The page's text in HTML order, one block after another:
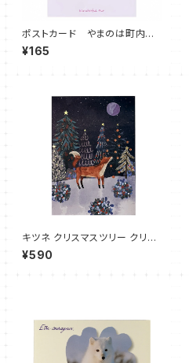
ポストカード やまのは町内会
美容 キツネ リス
¥165
キツネ クリスマスツリー クリス
マスカード 山のツリー Lodest
ar Standard Christmas Car
¥590